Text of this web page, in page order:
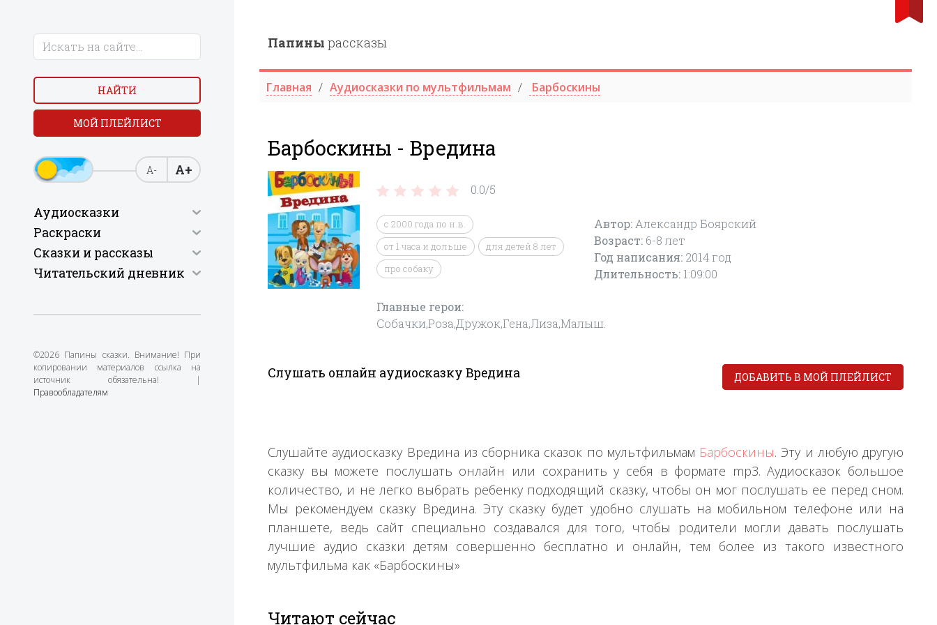
НАЙТИ
МОЙ ПЛЕЙЛИСТ
А- А+
Аудиосказки
Раскраски
Сказки и рассказы
Читательский дневник
©2026 Папины сказки. Внимание! При
копировании материалов ссылка на
источник обязательна! |
Правообладателям
Папины рассказы
Главная Аудиосказки по мультфильмам Барбоскины
Барбоскины - Вредина
0.0/5
c 2000 года по н.в.
от 1 часа и дольше
для детей 8 лет
про собаку
Главные герои:
Собачки,Роза,Дружок,Гена,Лиза,Малыш.
Автор: Александр Боярский
Возраст: 6-8 лет
Год написания: 2014 год
Длительность: 1:09:00
Слушать онлайн аудиосказку Вредина ДОБАВИТЬ В МОЙ ПЛЕЙЛИСТ
Слушайте аудиосказку Вредина из сборника сказок по мультфильмам Барбоскины. Эту и любую другую
сказку вы можете послушать онлайн или сохранить у себя в формате mp3. Аудиосказок большое
количество, и не легко выбрать ребенку подходящий сказку, чтобы он мог послушать ее перед сном.
Мы рекомендуем сказку Вредина. Эту сказку будет удобно слушать на мобильном телефоне или на
планшете, ведь сайт специально создавался для того, чтобы родители могли давать послушать
лучшие аудио сказки детям совершенно бесплатно и онлайн, тем более из такого известного
мультфильма как «Барбоскины»
Читают сейчас